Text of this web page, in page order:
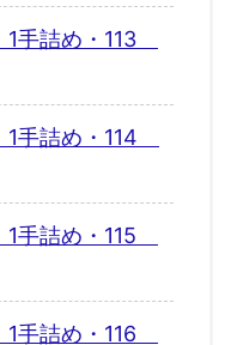
手詰め・113
手詰め・114
手詰め・115
手詰め・116